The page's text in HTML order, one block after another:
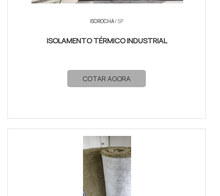
ISOROCHA/ SP
ISOLAMENTO TÉRMICO INDUSTRIAL
COTAR AGORA